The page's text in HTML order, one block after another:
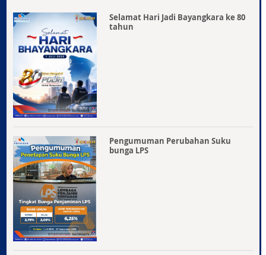
Selamat Hari Jadi Bayangkara ke 80
tahun
Pengumuman Perubahan Suku
bunga LPS